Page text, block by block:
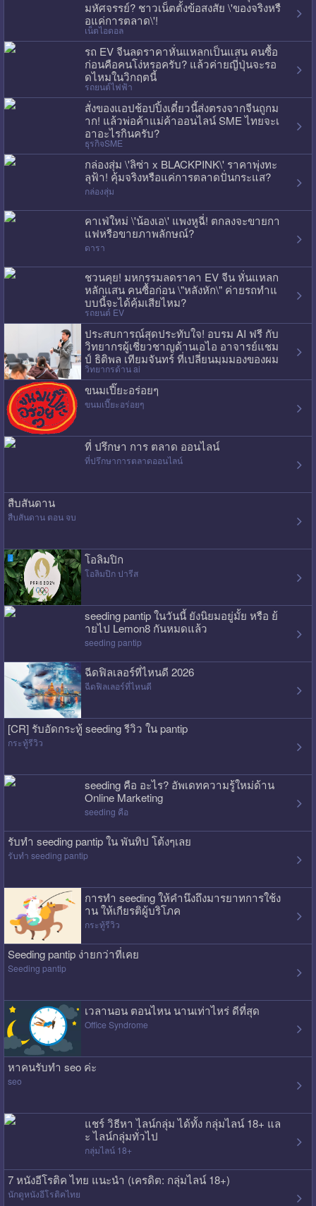
มหัศจรรย์? ชาวเน็ตตั้งข้อสงสัย \'ของจริงหรื
อแค่การตลาด\'!
เน็ตไอดอล
รถ EV จีนลดราคาหั่นแหลกเป็นแสน คนซื้อ
ก่อนคือคนโง่หรอครับ? แล้วค่ายญี่ปุ่นจะรอ
ดไหมในวิกฤตนี้
รถยนต์ไฟฟ้า
สั่งของแอปช้อปปิ้งเดี๋ยวนี้ส่งตรงจากจีนถูกม
าก! แล้วพ่อค้าแม่ค้าออนไลน์ SME ไทยจะเ
อาอะไรกินครับ?
ธุรกิจSME
กล่องสุ่ม \'ลิซ่า x BLACKPINK\' ราคาพุ่งทะ
ลุฟ้า! คุ้มจริงหรือแค่การตลาดปั่นกระแส?
กล่องสุ่ม
คาเฟ่ใหม่ \'น้องเอ\' แพงหูฉี่! ตกลงจะขายกา
แฟหรือขายภาพลักษณ์?
ดารา
ชวนคุย! มหกรรมลดราคา EV จีน หั่นแหลก
หลักแสน คนซื้อก่อน \"หลังหัก\" ค่ายรถทำแ
บบนี้จะได้คุ้มเสียไหม?
รถยนต์ EV
ประสบการณ์สุดประทับใจ! อบรม AI ฟรี กับ
วิทยากรผู้เชี่ยวชาญด้านเอไอ อาจารย์แชม
ป์ ธิติพล เทียมจันทร์ ที่เปลี่ยนมุมมองของผม
ไปเลย
วิทยากรด้าน ai
ขนมเปี๊ยะอร่อยๆ
ขนมเปี๊ยะอร่อยๆ
ที่ ปรึกษา การ ตลาด ออนไลน์
ที่ปรึกษาการตลาดออนไลน์
สืบสันดาน
สืบสันดาน ตอน จบ
โอลิมปิก
โอลิมปิก ปารีส
seeding pantip ในวันนี้ ยังนิยมอยู่มั้ย หรือ ย้
ายไป Lemon8 กันหมดแล้ว
seeding pantip
ฉีดฟิลเลอร์ที่ไหนดี 2026
ฉีดฟิลเลอร์ที่ไหนดี
[CR] รับอัดกระทู้ seeding รีวิว ใน pantip
กระทู้รีวิว
seeding คือ อะไร? อัพเดทความรู้ใหม่ด้าน
Online Marketing
seeding คือ
รับทำ seeding pantip ใน พันทิป โต้งๆเลย
รับทำ seeding pantip
การทำ seeding ให้คำนึงถึงมารยาทการใช้ง
าน ให้เกียรติผู้บริโภค
กระทู้รีวิว
Seeding pantip ง่ายกว่าที่เคย
Seeding pantip
เวลานอน ตอนไหน นานเท่าไหร่ ดีที่สุด
Office Syndrome
หาคนรับทำ seo ค่ะ
seo
แชร์ วิธีหา ไลน์กลุ่ม ได้ทั้ง กลุ่มไลน์ 18+ แล
ะ ไลน์กลุ่มทั่วไป
กลุ่มไลน์ 18+
7 หนังอีโรติค ไทย แนะนำ (เครดิต: กลุ่มไลน์ 18+)
นักดูหนังอีโรติคไทย